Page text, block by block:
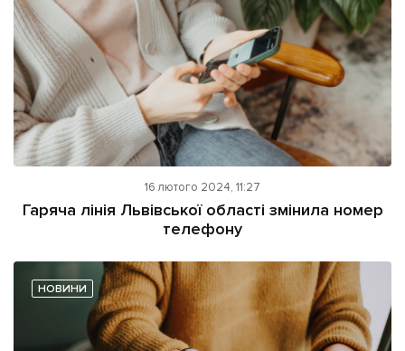
16 лютого 2024, 11:27
Гаряча лінія Львівської області змінила номер
телефону
НОВИНИ